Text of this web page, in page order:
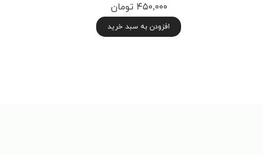
۴۵۰,۰۰۰ تومان
افزودن به سبد خرید